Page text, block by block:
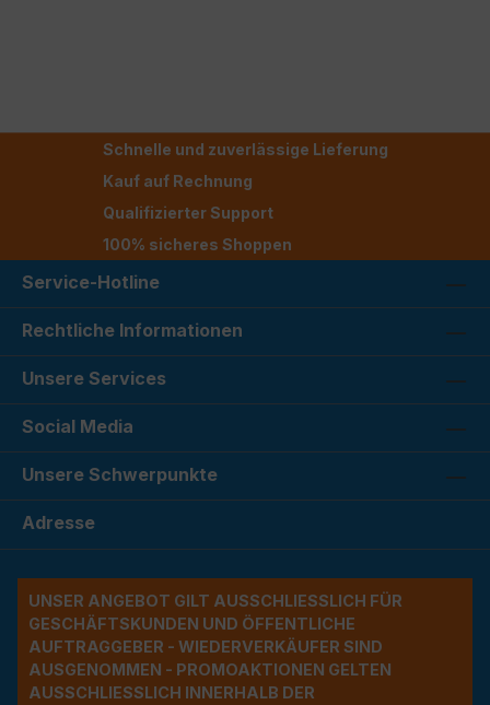
Schnelle und zuverlässige Lieferung
Kauf auf Rechnung
Qualifizierter Support
100% sicheres Shoppen
Service-Hotline
Rechtliche Informationen
Unsere Services
Social Media
Unsere Schwerpunkte
Adresse
UNSER ANGEBOT GILT AUSSCHLIESSLICH FÜR G
ESCHÄFTSKUNDEN UND ÖFFENTLICHE A
UFTRAGGEBER - WIEDERVERKÄUFER SIND A
USGENOMMEN - PROMOAKTIONEN GELTEN A
USSCHLIESSLICH INNERHALB DER BU